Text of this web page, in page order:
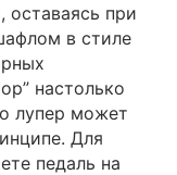
оставаясь при
в стиле
настолько
лупер может
Для
педаль на